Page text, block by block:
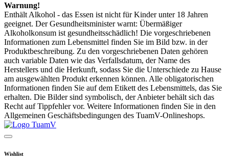
Warnung!
Enthält Alkohol - das Essen ist nicht für Kinder unter 18 Jahren
geeignet. Der Gesundheitsminister warnt: Übermäßiger
Alkoholkonsum ist gesundheitsschädlich! Die vorgeschriebenen
Informationen zum Lebensmittel finden Sie im Bild bzw. in der
Produktbeschreibung. Zu den vorgeschriebenen Daten gehören
auch variable Daten wie das Verfallsdatum, der Name des
Herstellers und die Herkunft, sodass Sie die Unterschiede zu Hause
am ausgewählten Produkt erkennen können. Alle obligatorischen
Informationen finden Sie auf dem Etikett des Lebensmittels, das Sie
erhalten. Die Bilder sind symbolisch, der Anbieter behält sich das
Recht auf Tippfehler vor. Weitere Informationen finden Sie in den
Allgemeinen Geschäftsbedingungen des TuamV-Onlineshops.
Wishlist